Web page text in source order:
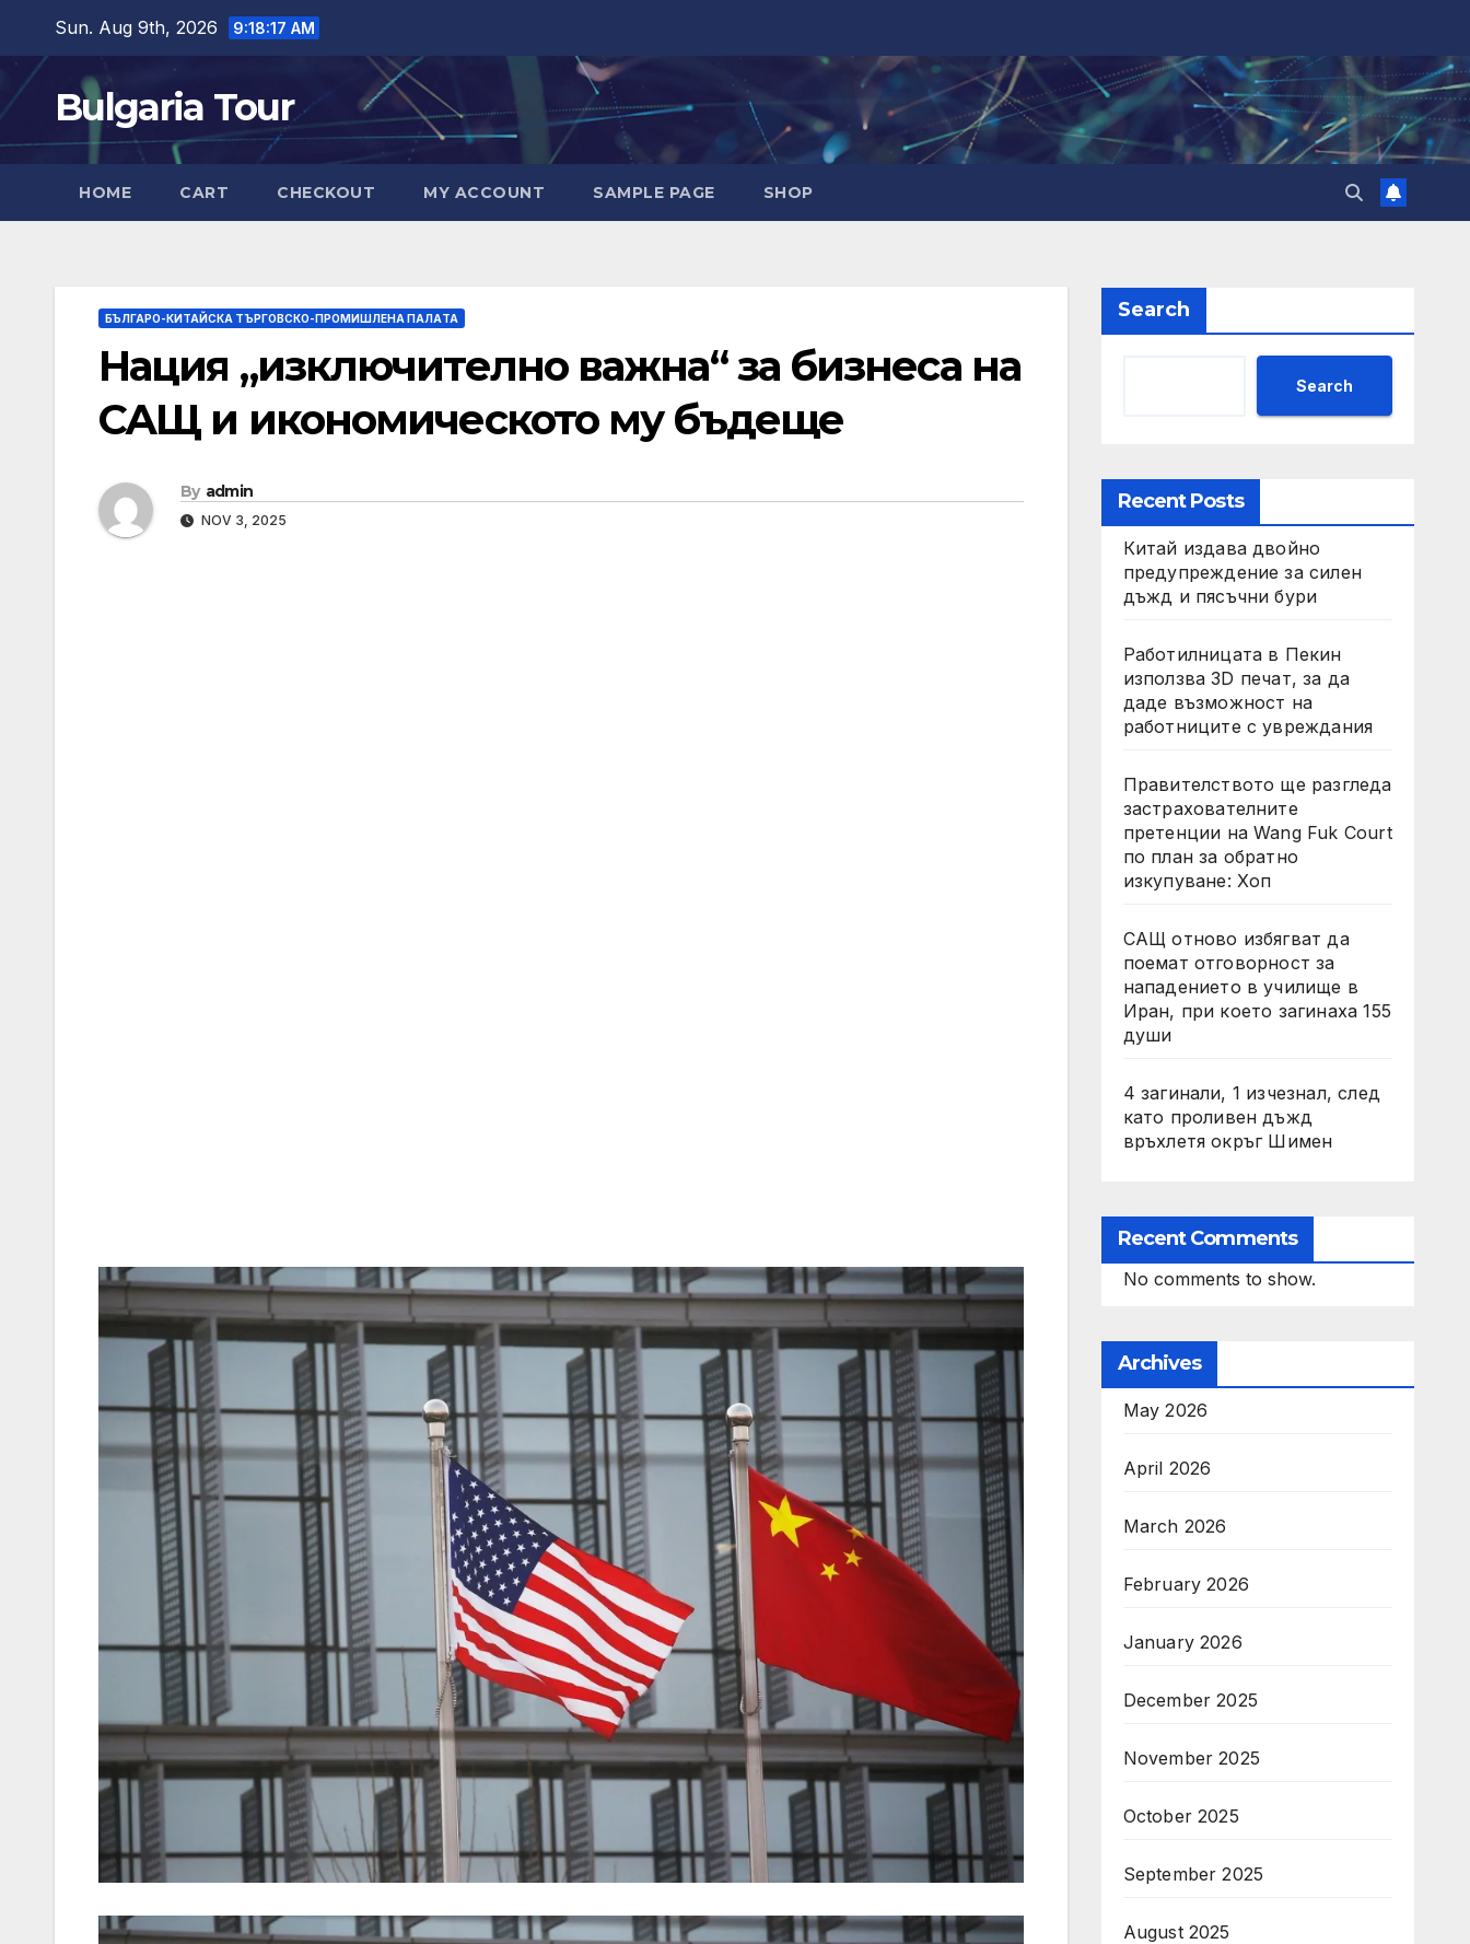
content
Sun. Aug 9th, 2026 9:18:18 AM
Bulgaria Tour
HOME CART CHECKOUT MY ACCOUNT SAMPLE PAGE SHOP
БЪЛГАРО-КИТАЙСКА ТЪРГОВСКО-ПРОМИШЛЕНА ПАЛAТА
Нация „изключително важна“ за бизнеса на
САЩ и икономическото му бъдеще
By admin
NOV 3, 2025
Search
Search
Recent Posts
Китай издава двойно
предупреждение за силен
дъжд и пясъчни бури
Работилницата в Пекин
използва 3D печат, за да
даде възможност на
работниците с увреждания
Правителството ще разгледа
застрахователните
претенции на Wang Fuk Court
по план за обратно
изкупуване: Хоп
САЩ отново избягват да
поемат отговорност за
нападението в училище в
Иран, при което загинаха 155
души
4 загинали, 1 изчезнал, след
като проливен дъжд
връхлетя окръг Шимен
Recent Comments
No comments to show.
Archives
May 2026
April 2026
March 2026
February 2026
January 2026
December 2025
November 2025
October 2025
September 2025
August 2025